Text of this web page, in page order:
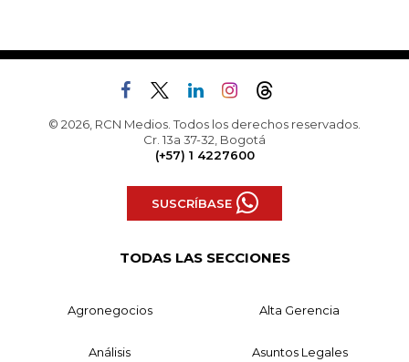
© 2026, RCN Medios. Todos los derechos reservados.
Cr. 13a 37-32, Bogotá
(+57) 1 4227600
SUSCRÍBASE
TODAS LAS SECCIONES
Agronegocios Alta Gerencia
Análisis Asuntos Legales